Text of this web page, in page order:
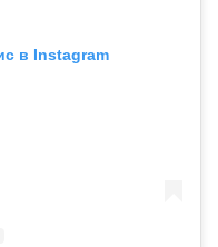
в Instagram